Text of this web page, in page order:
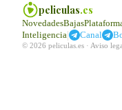
peliculas.es
NovedadesBajas
Inteligencia| Canal
© 2026 peliculas.es · Aviso